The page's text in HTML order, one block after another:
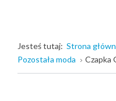
Jesteś tutaj: Strona
Pozostała moda
Czapka